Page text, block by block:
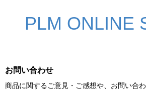
PLM ONLINE
お問い合わせ
商品に関するご意見・ご感想や、お問い合